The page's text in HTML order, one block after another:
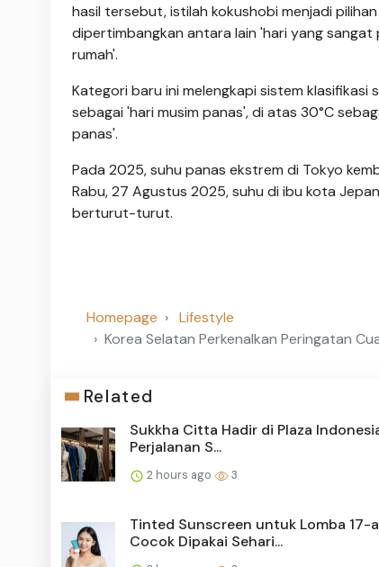
hasil tersebut, istilah kokushobi menjadi
dipertimbangkan antara lain 'hari yang
rumah'.
Kategori baru ini melengkapi sistem klasifikasi
sebagai 'hari musim panas', di atas 30°C
panas'.
Pada 2025, suhu panas ekstrem di Tokyo
Rabu, 27 Agustus 2025, suhu di ibu kota
berturut-turut.
Homepage
Lifestyle
Korea Selatan Perkenalkan Peringatan
Related
Sukkha Citta Hadir di Plaza
Perjalanan S...
2 hours ago 3
Tinted Sunscreen untuk Lomba 17-
Cocok Dipakai Sehari...